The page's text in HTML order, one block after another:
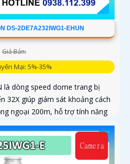
DS-2DE7A232IWG1-EHUN
Giá Bán:
Mại: 5%-35%
là dòng speed dome trang bị
32X giúp giám sát khoảng cách
ngoại 200m, hỗ trợ tính năng
giám sát an ninh, có tốc độ lấy
learning